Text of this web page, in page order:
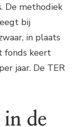
De methodiek
bij
in plaats
fonds keert
jaar. De TER
de